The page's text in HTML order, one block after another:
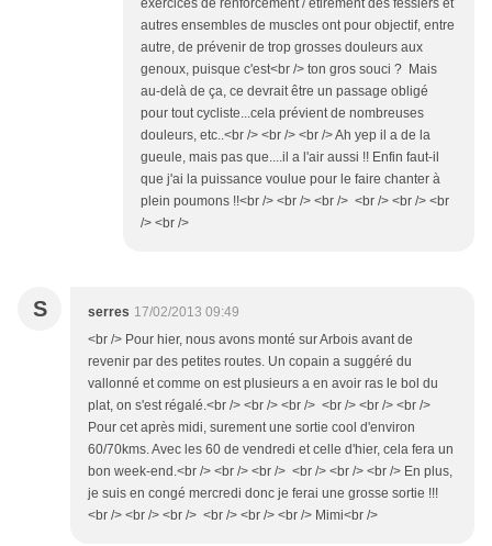
exercices de renforcement / étirement des fessiers et
autres ensembles de muscles ont pour objectif, entre
autre, de prévenir de trop grosses douleurs aux
genoux, puisque c'est<br /> ton gros souci ? Mais
au-delà de ça, ce devrait être un passage obligé
pour tout cycliste...cela prévient de nombreuses
douleurs, etc..<br /> <br /> <br /> Ah yep il a de la
gueule, mais pas que....il a l'air aussi !! Enfin faut-il
que j'ai la puissance voulue pour le faire chanter à
plein poumons !!<br /> <br /> <br /> <br /> <br /> <br
/> <br />
S serres 17/02/2013 09:49
<br /> Pour hier, nous avons monté sur Arbois avant de
revenir par des petites routes. Un copain a suggéré du
vallonné et comme on est plusieurs a en avoir ras le bol du
plat, on s'est régalé.<br /> <br /> <br /> <br /> <br /> <br />
Pour cet après midi, surement une sortie cool d'environ
60/70kms. Avec les 60 de vendredi et celle d'hier, cela fera un
bon week-end.<br /> <br /> <br /> <br /> <br /> <br /> En plus,
je suis en congé mercredi donc je ferai une grosse sortie !!!
<br /> <br /> <br /> <br /> <br /> <br /> Mimi<br />